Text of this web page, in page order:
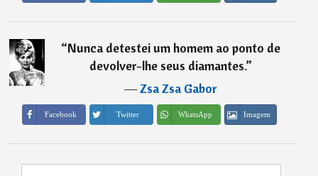
“Nunca detestei um homem ao ponto de
devolver-lhe seus diamantes.”
―Zsa Zsa Gabor
Facebook Twitter WhatsApp Imagem